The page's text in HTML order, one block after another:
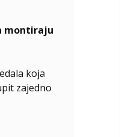
montiraju
koja
zajedno